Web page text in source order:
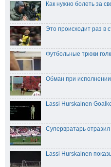
Как нужно болеть за
Это происходит раз в
Футбольные трюки
Обман при
Lassi Hurskainen
Супервратарь
Lassi Hurskainen